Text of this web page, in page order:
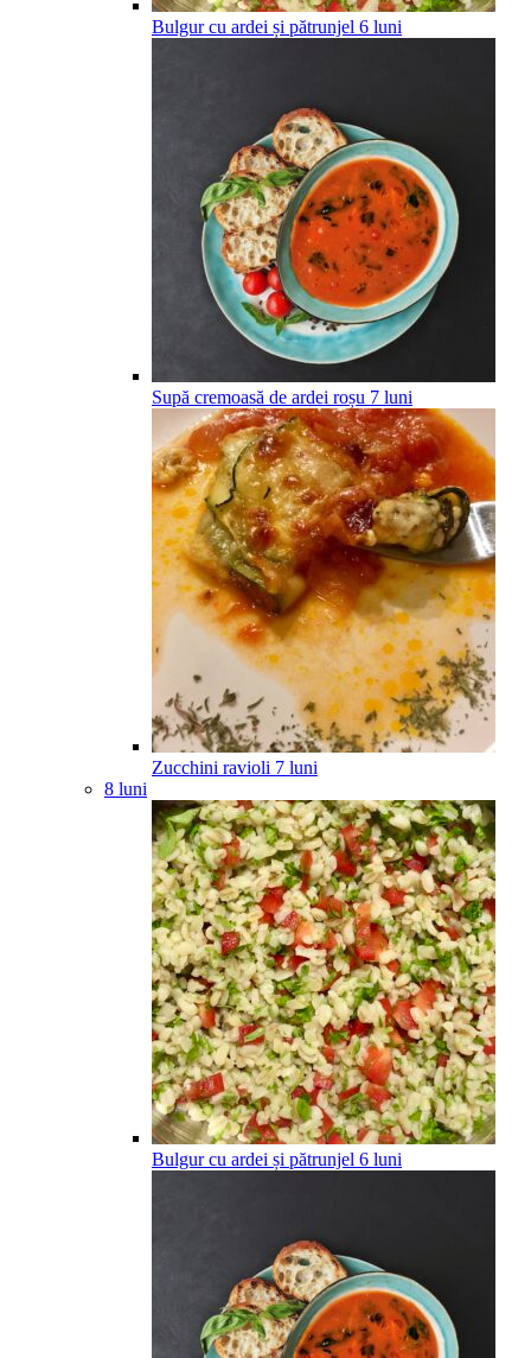
Bulgur cu ardei și pătrunjel 6 luni
Supă cremoasă de ardei roșu 7 luni
Zucchini ravioli 7 luni
8 luni
Bulgur cu ardei și pătrunjel 6 luni